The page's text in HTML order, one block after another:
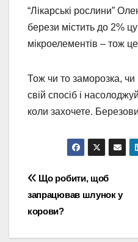
“Лікарські рослини”
берези містить до 2%
мікроелементів – тож
Тож чи то заморозка,
свій спосіб і
коли захочете.
Навігація
записів
Що робити, щоб
запрацював шлунок у
корови?